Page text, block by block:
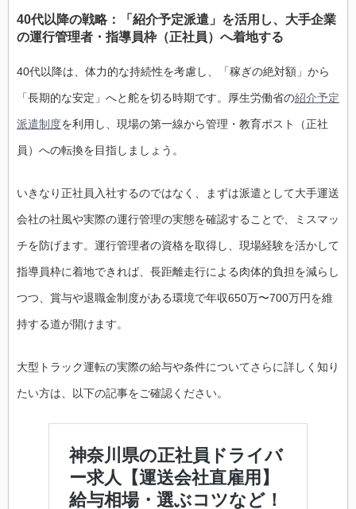
40代以降の戦略：「紹介予定派遣」を活用し、大手企業
の運行管理者・指導員枠（正社員）へ着地する
40代以降は、体力的な持続性を考慮し、「稼ぎの絶対額」から
「長期的な安定」へと舵を切る時期です。厚生労働省の紹介予定
派遣制度を利用し、現場の第一線から管理・教育ポスト（正社
員）への転換を目指しましょう。
いきなり正社員入社するのではなく、まずは派遣として大手運送
会社の社風や実際の運行管理の実態を確認することで、ミスマッ
チを防げます。運行管理者の資格を取得し、現場経験を活かして
指導員枠に着地できれば、長距離走行による肉体的負担を減らし
つつ、賞与や退職金制度がある環境で年収650万〜700万円を維
持する道が開けます。
大型トラック運転の実際の給与や条件についてさらに詳しく知り
たい方は、以下の記事をご確認ください。